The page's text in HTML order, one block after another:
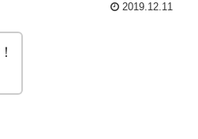
2019.12.11